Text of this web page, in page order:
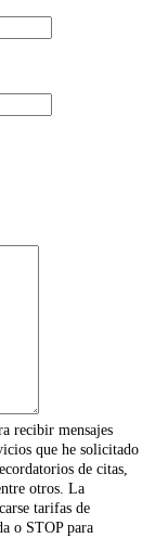
recibir mensajes
que he solicitado
de citas,
otros. La
tarifas de
o STOP para